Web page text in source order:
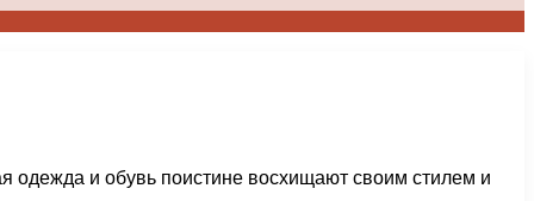
и обувь поистине восхищают своим стилем и